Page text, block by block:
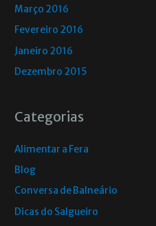
Março 2016
Fevereiro 2016
Janeiro 2016
Dezembro 2015
Categorias
Alimentar a Fera
Blog
Conversa de Balneário
Dicas do Salgueiro